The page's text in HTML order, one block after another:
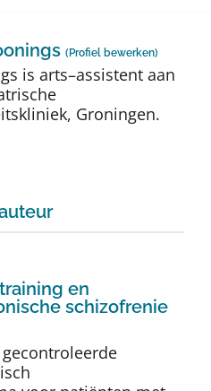
( Profiel bewerken)
is arts–assistent aan
Groningen.
en
schizofrenie